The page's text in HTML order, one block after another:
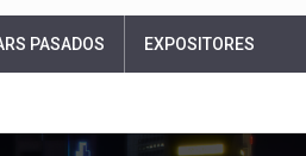
PASADOS EXPOSITORES